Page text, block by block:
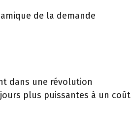
de la demande
dans une révolution
plus puissantes à un coût